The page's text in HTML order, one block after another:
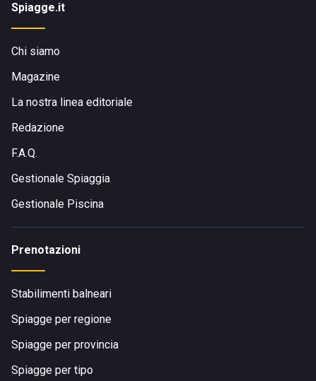
Spiagge.it
Chi siamo
Magazine
La nostra linea editoriale
Redazione
F.A.Q.
Gestionale Spiaggia
Gestionale Piscina
Prenotazioni
Stabilimenti balneari
Spiagge per regione
Spiagge per provincia
Spiagge per tipo